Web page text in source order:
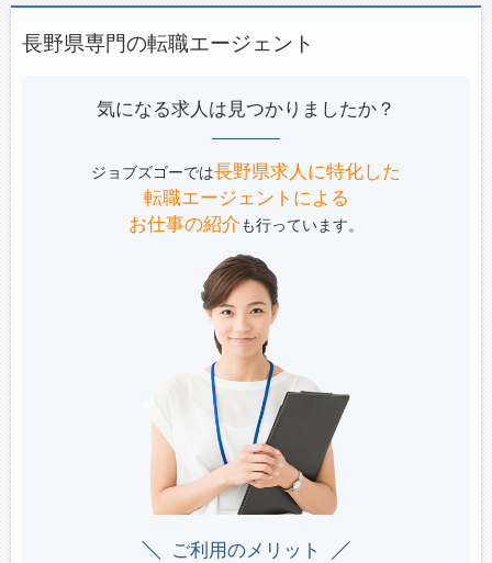
長野県専門の転職エージェント
気になる求人は見つかりましたか？
ジョブズゴーでは長野県求人に特化した
転職エージェントによる
お仕事の紹介も行っています。
ご利用のメリット